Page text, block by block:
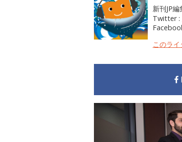
新刊JP編
Twitter :
このラ